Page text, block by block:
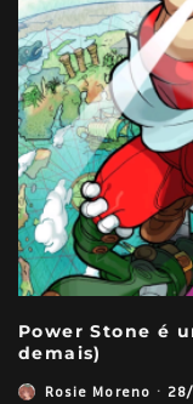
Power Stone é
demais)
Rosie Moreno ·